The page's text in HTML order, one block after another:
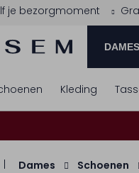
je bezorgmoment
DAMES
Kleding
Dames Schoenen